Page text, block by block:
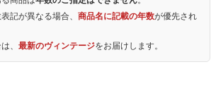
記が異なる場合、 商品名に記載の年数が優先され
、 最新のヴィンテージをお届けします。